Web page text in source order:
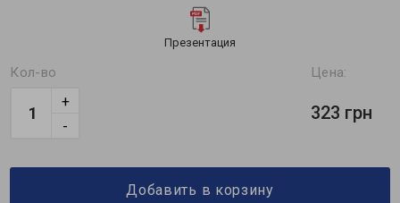
Презентация
Кол-во
-
+
Цена:
323 грн
Добавить в корзину